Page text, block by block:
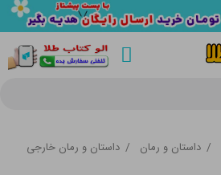
/ داستان و رمان / داستان و رمان خارجی